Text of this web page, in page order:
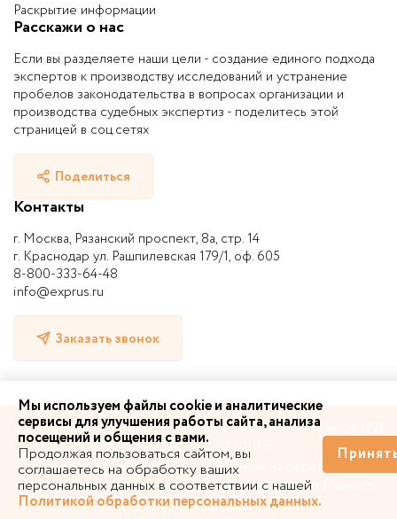
Раскрытие информации
Расскажи о нас
Если вы разделяете наши цели - создание единого подхода
экспертов к производству исследований и устранение
пробелов законодательства в вопросах организации и
производства судебных экспертиз - поделитесь этой
страницей в соц.сетях
Поделиться
Контакты
г. Москва, Рязанский проспект, 8а, стр. 14
г. Краснодар ул. Рашпилевская 179/1, оф. 605
8-800-333-64-48
info@exprus.ru
Заказать звонок
© 2010-2026 | НП «СРО судебных экспертов», лицензия №
0399004 от 11.02.2019 г.
Выписка из реестра СРО
Лицензия на образование
Свидетельство Росстандарта
Свидетельство Минюста
РФ
Мы используем файлы cookie и аналитические
сервисы для улучшения работы сайта, анализа
посещений и общения с вами.
Продолжая пользоваться сайтом, вы
соглашаетесь на обработку ваших
персональных данных в соответствии с нашей
Политикой обработки персональных данных.